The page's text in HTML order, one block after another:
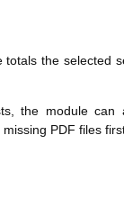
the selected
the module
PDF files